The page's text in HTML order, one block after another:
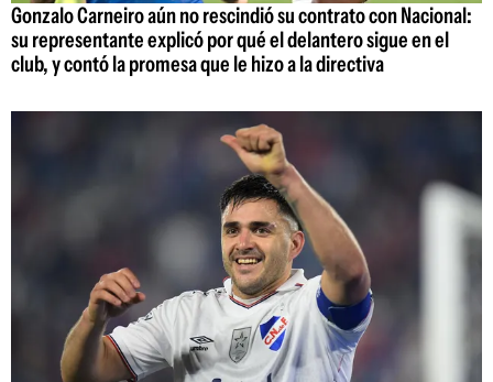
Gonzalo Carneiro aún no rescindió su contrato con Nacional:
su representante explicó por qué el delantero sigue en el
club, y contó la promesa que le hizo a la directiva